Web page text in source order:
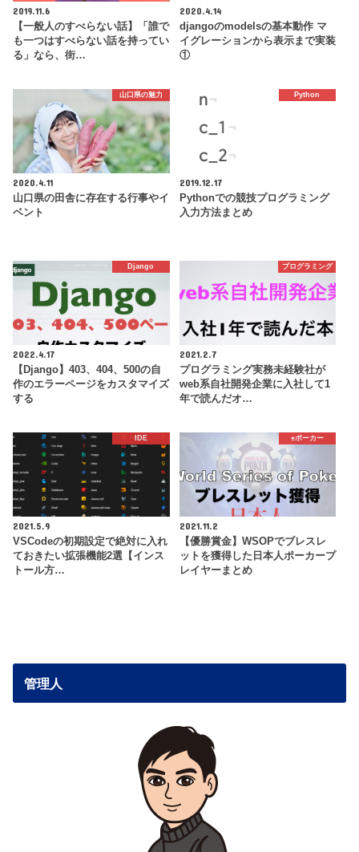
2019.11.6
【一般人のすべらない話】「誰で
も一つはすべらない話を持ってい
る」なら、街…
2020.4.14
djangoのmodelsの基本動作 マ
イグレーションから表示まで実装
①
山口県の魅力
2020.4.11
山口県の田舎に存在する行事やイ
ベント
Python
2019.12.17
Pythonでの競技プログラミング
入力方法まとめ
Django
2022.4.17
【Django】403、404、500の自
作のエラーページをカスタマイズ
する
プログラミング
2021.2.7
プログラミング実務未経験社が
web系自社開発企業に入社して1
年で読んだオ…
IDE
2021.5.9
VSCodeの初期設定で絶対に入れ
ておきたい拡張機能2選【インス
トール方…
♠️ポーカー
2021.11.2
【優勝賞金】WSOPでブレスレ
ットを獲得した日本人ポーカープ
レイヤーまとめ
管理人